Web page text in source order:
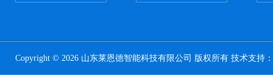
Copyright © 2026 山东莱恩德智能科技有限公司 版权所有 技术支持：